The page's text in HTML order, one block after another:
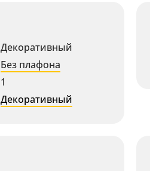
Декоративный
Без плафона
1
Декоративный